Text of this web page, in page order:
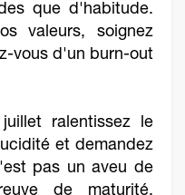
que d'habitude.
valeurs, soignez
vous d'un burn-out
ralentissez le
et demandez
pas un aveu de
de maturité.